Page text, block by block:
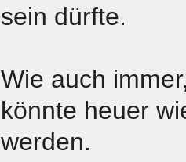
sein dürfte.
Wie auch
könnte heuer
werden.